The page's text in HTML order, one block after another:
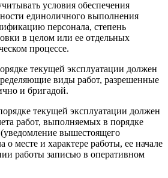
условия обеспечения
единоличного выполнения
персонала, степень
в целом или ее отдельных
процессе.
текущей эксплуатации должен
виды работ, разрешенные
и бригадой.
текущей эксплуатации должен
работ, выполняемых в порядке
вышестоящего
о месте и характере работы, ее начале
работы записью в оперативном